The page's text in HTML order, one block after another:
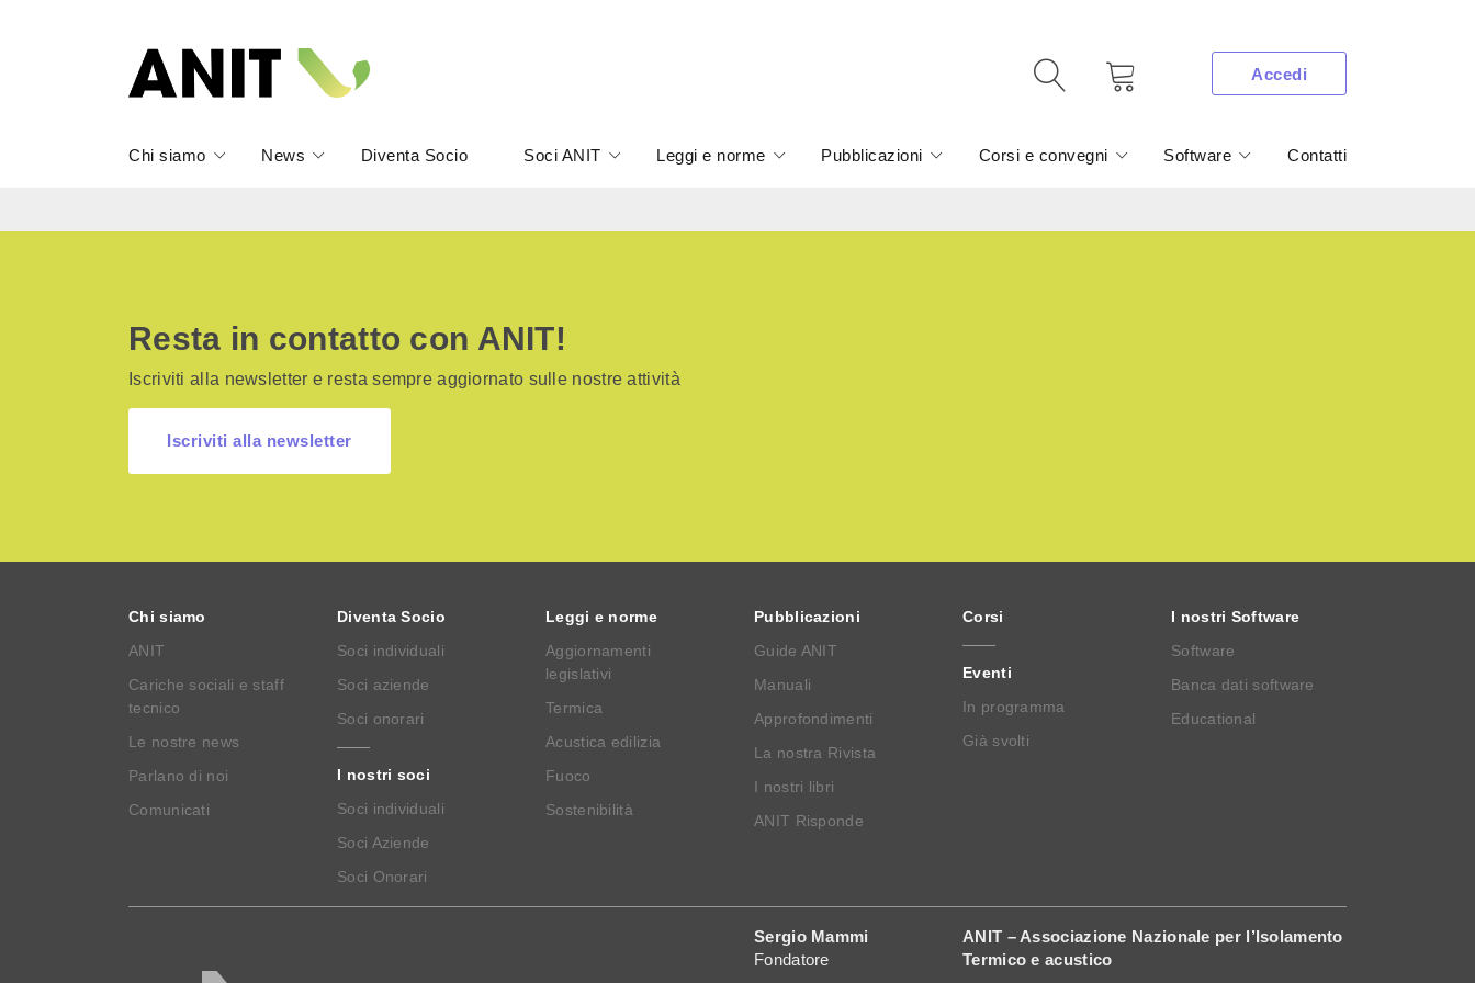
Accedi
Chi siamo News Diventa Socio Soci ANIT Leggi e norme Pubblicazioni Corsi e convegni Software Contatti
Resta in contatto con ANIT!
Iscriviti alla newsletter e resta sempre aggiornato sulle nostre attività
Iscriviti alla newsletter
Chi siamo
ANIT
Cariche sociali e staff
tecnico
Le nostre news
Parlano di noi
Comunicati
Diventa Socio
Soci individuali
Soci aziende
Soci onorari
I nostri soci
Soci individuali
Soci Aziende
Soci Onorari
Leggi e norme
Aggiornamenti
legislativi
Termica
Acustica edilizia
Fuoco
Sostenibilità
Pubblicazioni
Guide ANIT
Manuali
Approfondimenti
La nostra Rivista
I nostri libri
ANIT Risponde
Corsi
Eventi
In programma
Già svolti
I nostri Software
Software
Banca dati software
Educational
Sergio Mammi
Fondatore
ANIT – Associazione Nazionale per l’Isolamento
Termico e acustico